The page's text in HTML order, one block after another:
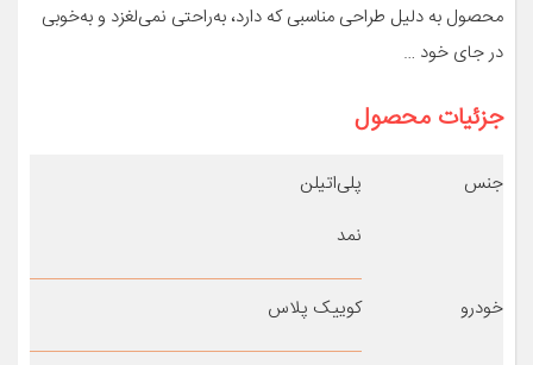
محصول به دلیل طراحی مناسبی که دارد، به‌راحتی نمی‌لغزد و به‌خوبی
در جای خود …
جزئیات محصول
جنس
پلی‌اتیلن
نمد
خودرو کوییک پلاس